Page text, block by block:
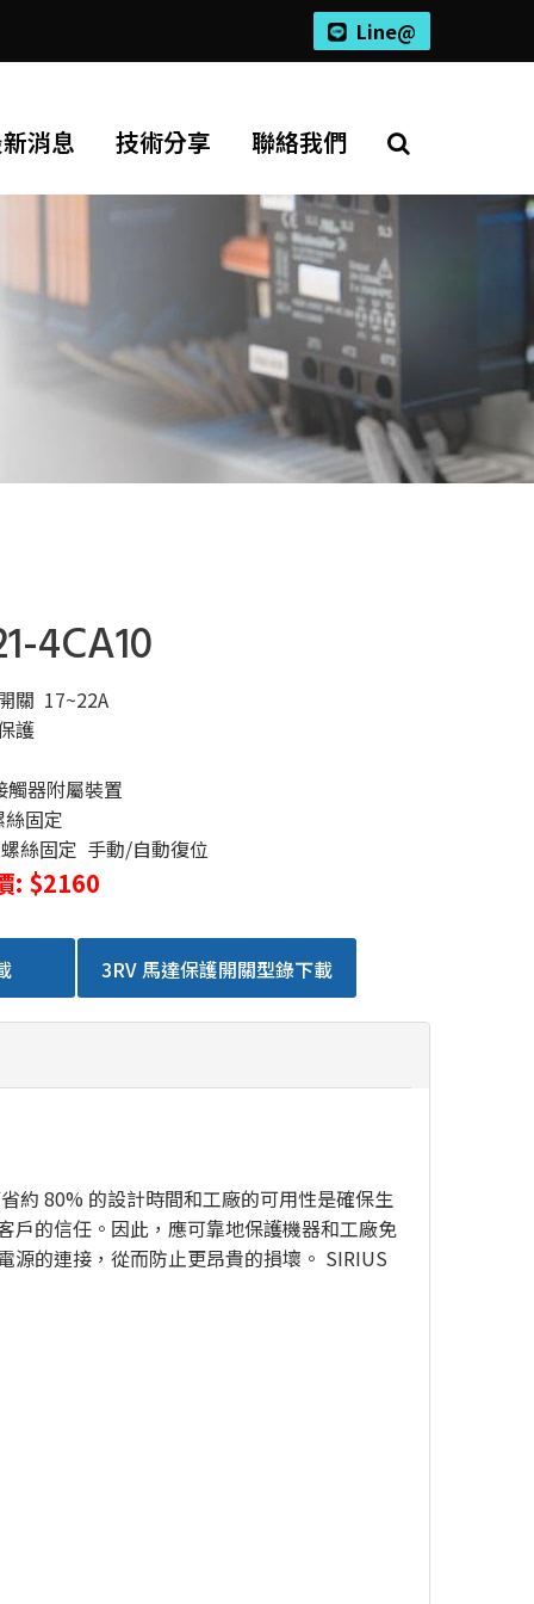
Line@
消息 技術分享 聯絡我們
4CA10
關 17~22A
護
觸器附屬裝置
固定
絲固定 手動/自動復位
: $2160
3RV 馬達保護開關型錄下載
約 80% 的設計時間和工廠的可用性是確保生
戶的信任。因此，應可靠地保護機器和工廠免
的連接，從而防止更昂貴的損壞。 SIRIUS